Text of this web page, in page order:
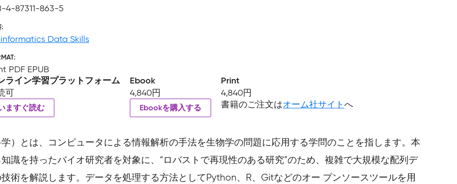
4-87311-863-5
Data Skills
PDF EPUB
ライン学習プラットフォーム
可
ますぐ読む
Ebook
4,840円
Ebookを購入する
Print
4,840円
書籍のご注文はオーム社サイトへ
）とは、コンピュータによる情報解析の手法を生物学の問題に応用する学問のことを指します。本
識を持ったバイオ研究者を対象に、“ロバストで再現性のある研究”のため、複雑で大規模な配列デ
術を解説します。データを処理する方法としてPython、R、Gitなどのオー プンソースツールを用